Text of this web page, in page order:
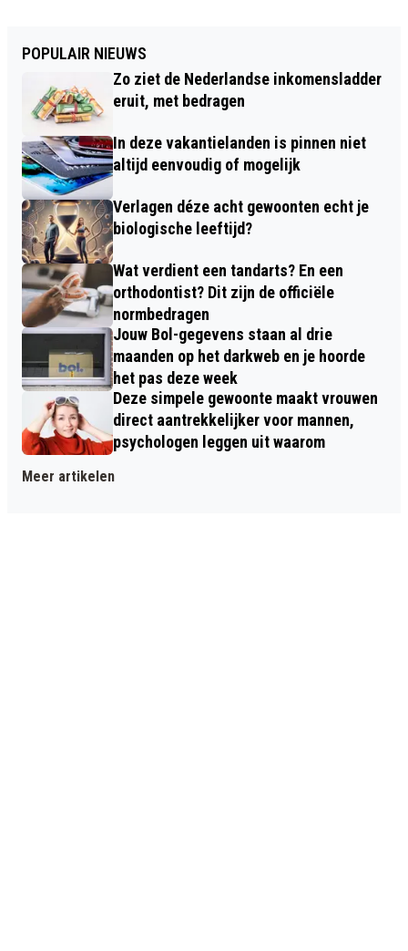
POPULAIR NIEUWS
Zo ziet de Nederlandse inkomensladder
eruit, met bedragen
In deze vakantielanden is pinnen niet
altijd eenvoudig of mogelijk
Verlagen déze acht gewoonten echt je
biologische leeftijd?
Wat verdient een tandarts? En een
orthodontist? Dit zijn de officiële
normbedragen
Jouw Bol-gegevens staan al drie
maanden op het darkweb en je hoorde
het pas deze week
Deze simpele gewoonte maakt vrouwen
direct aantrekkelijker voor mannen,
psychologen leggen uit waarom
Meer artikelen